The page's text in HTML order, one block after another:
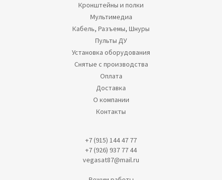
Кронштейны и полки
Мультимедиа
Кабель, Разъемы, Шнуры
Пульты ДУ
Установка оборудования
Снятые с производства
Оплата
Доставка
О компании
Контакты
+7 (915) 144 47 77
+7 (926) 937 77 44
vegasat87@mail.ru